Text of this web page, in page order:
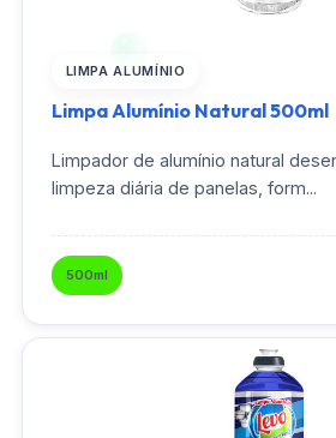
LIMPA ALUMÍNIO
Limpa Alumínio Natural 500ml
Limpador de alumínio natural
limpeza diária de panelas, form...
500ml